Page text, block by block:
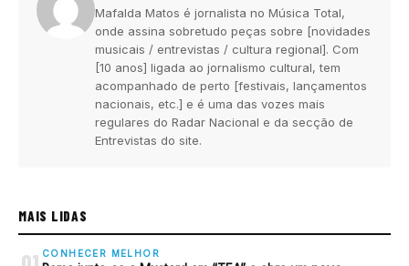
Mafalda Matos é jornalista no Música Total,
onde assina sobretudo peças sobre [novidades
musicais / entrevistas / cultura regional]. Com
[10 anos] ligada ao jornalismo cultural, tem
acompanhado de perto [festivais, lançamentos
nacionais, etc.] e é uma das vozes mais
regulares do Radar Nacional e da secção de
Entrevistas do site.
MAIS LIDAS
CONHECER MELHOR